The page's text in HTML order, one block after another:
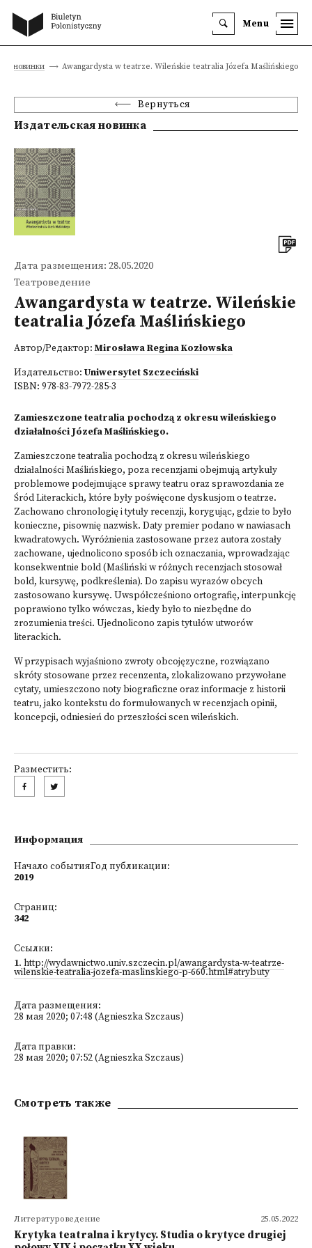
Menu
новинки Awangardysta w teatrze. Wileńskie teatralia Józefa Maślińskiego
Вернуться
Издательская новинка
Дата размещения: 28.05.2020
Театроведение
Awangardysta w teatrze. Wileńskie
teatralia Józefa Maślińskiego
Автор/Редактор: Mirosława Regina Kozłowska
Издательство: Uniwersytet Szczeciński
ISBN: 978-83-7972-285-3
Zamieszczone teatralia pochodzą z okresu wileńskiego
działalności Józefa Maślińskiego.
Zamieszczone teatralia pochodzą z okresu wileńskiego
działalności Maślińskiego, poza recenzjami obejmują artykuły
problemowe podejmujące sprawy teatru oraz sprawozdania ze
Śród Literackich, które były poświęcone dyskusjom o teatrze.
Zachowano chronologię i tytuły recenzji, korygując, gdzie to było
konieczne, pi­sownię nazwisk. Daty premier podano w nawiasach
kwadratowych. Wyróżnienia zastosowane przez autora zostały
zachowane, ujednolicono sposób ich oznaczania, wprowadzając
konsekwentnie bold (Maśliński w różnych recenzjach stosował
bold, kursywę, podkreślenia). Do zapisu wyrazów obcych
zastosowano kursywę. Uwspół­cześniono ortografię, interpunkcję
poprawiono tylko wówczas, kiedy było to nie­zbędne do
zrozumienia treści. Ujednolicono zapis tytułów utworów
literackich.
W przypisach wyjaśniono zwroty obcojęzyczne, rozwiązano
skróty stosowane przez recenzenta, zlokalizowano przywołane
cytaty, umieszczono noty biograficz­ne oraz informacje z historii
teatru, jako kontekstu do formułowanych w recenzjach opinii,
koncepcji, odniesień do przeszłości scen wileńskich.
Разместить:
Информация
Начало событияГод публикации:
2019
Страниц:
342
Ссылки:
1. http://wydawnictwo.univ.szczecin.pl/awangardysta-w-teatrze-
wilenskie-teatralia-jozefa-maslinskiego-p-660.html#atrybuty
Дата размещения:
28 мая 2020; 07:48 (Agnieszka Szczaus)
Дата правки:
28 мая 2020; 07:52 (Agnieszka Szczaus)
Смотреть также
25.05.2022
Литературоведение
Krytyka teatralna i krytycy. Studia o krytyce drugiej